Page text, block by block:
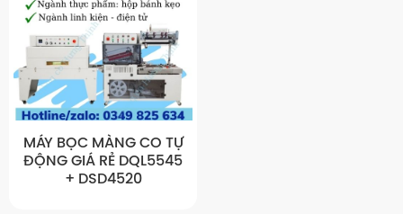
MÁY BỌC MÀNG CO TỰ
ĐỘNG GIÁ RẺ DQL5545
+ DSD4520